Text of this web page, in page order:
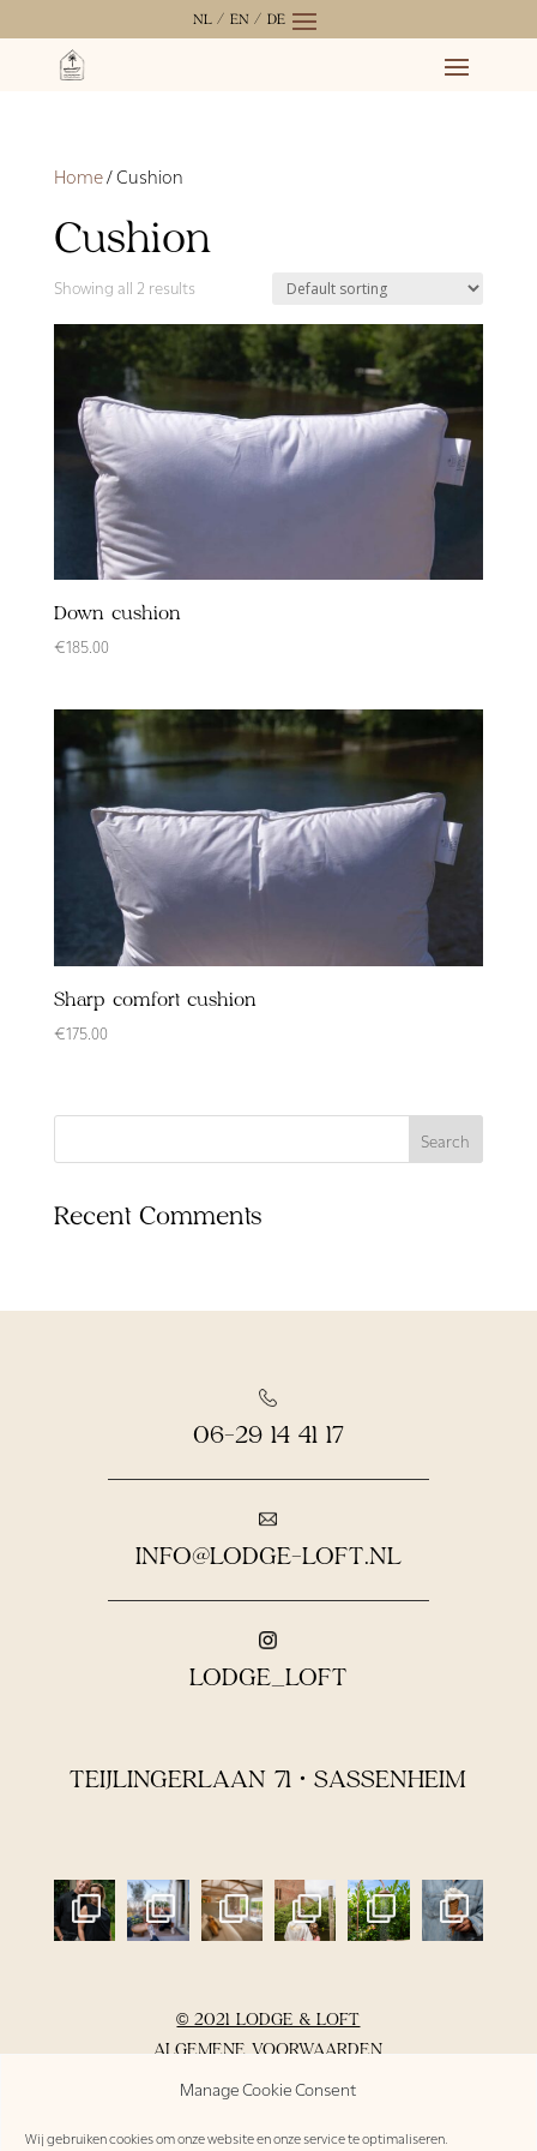
Manage Cookie Consent
Wij gebruiken cookies om onze website en onze service te optimaliseren.
NL / EN / DE
Home/ Cushion
Cushion
Showing all 2 results
Down cushion
€185.00
Sharp comfort cushion
€175.00
Recent Comments
06-29 14 41 17
INFO@LODGE-LOFT.NL
LODGE_LOFT
TEIJLINGERLAAN 71 • SASSENHEIM
© 2021 LODGE & LOFT
ALGEMENE VOORWAARDEN
INVENTARIS